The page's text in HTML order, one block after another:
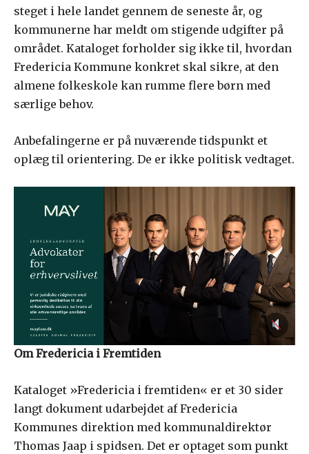
steget i hele landet gennem de seneste år, og
kommunerne har meldt om stigende udgifter på
området. Kataloget forholder sig ikke til, hvordan
Fredericia Kommune konkret skal sikre, at den
almene folkeskole kan rumme flere børn med
særlige behov.
Anbefalingerne er på nuværende tidspunkt et
oplæg til orientering. De er ikke politisk vedtaget.
Om Fredericia i Fremtiden
Kataloget »Fredericia i fremtiden« er et 30 sider
langt dokument udarbejdet af Fredericia
Kommunes direktion med kommunaldirektør
Thomas Jaap i spidsen. Det er optaget som punkt